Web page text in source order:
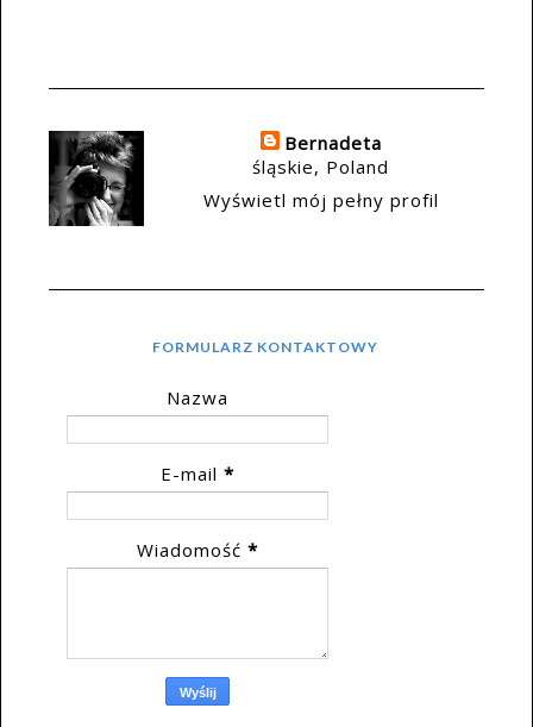
Bernadeta
śląskie, Poland
Wyświetl mój pełny profil
FORMULARZ KONTAKTOWY
Nazwa
E-mail *
Wiadomość *